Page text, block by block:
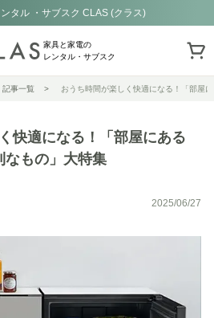
タル ・サブスク CLAS (クラス)
家具と家電の
レンタル・サブスク
記事一覧 おうち時間が楽しく快適になる！「部屋
快適になる！「部屋にある
なもの」大特集
2025/06/27